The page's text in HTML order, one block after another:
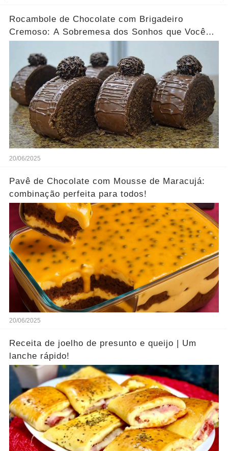
Rocambole de Chocolate com Brigadeiro
Cremoso: A Sobremesa dos Sonhos que Você
20/06/2025
Pavê de Chocolate com Mousse de Maracujá:
combinação perfeita para todos!
20/06/2025
Receita de joelho de presunto e queijo | Um
lanche rápido!